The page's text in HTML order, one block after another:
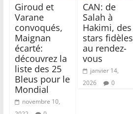
Giroud et
Varane
convoqués,
Maignan
écarté:
découvrez la
liste des 25
Bleus pour le
Mondial
novembre 10,
CAN: de
Salah à
Hakimi, des
stars fidèles
au rendez-
vous
janvier 14,
2026
0